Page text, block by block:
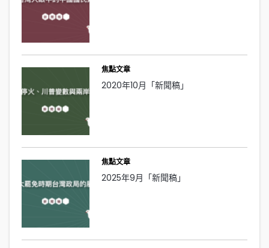
焦點文章
2020年10月「新聞稿」
焦點文章
2025年9月「新聞稿」